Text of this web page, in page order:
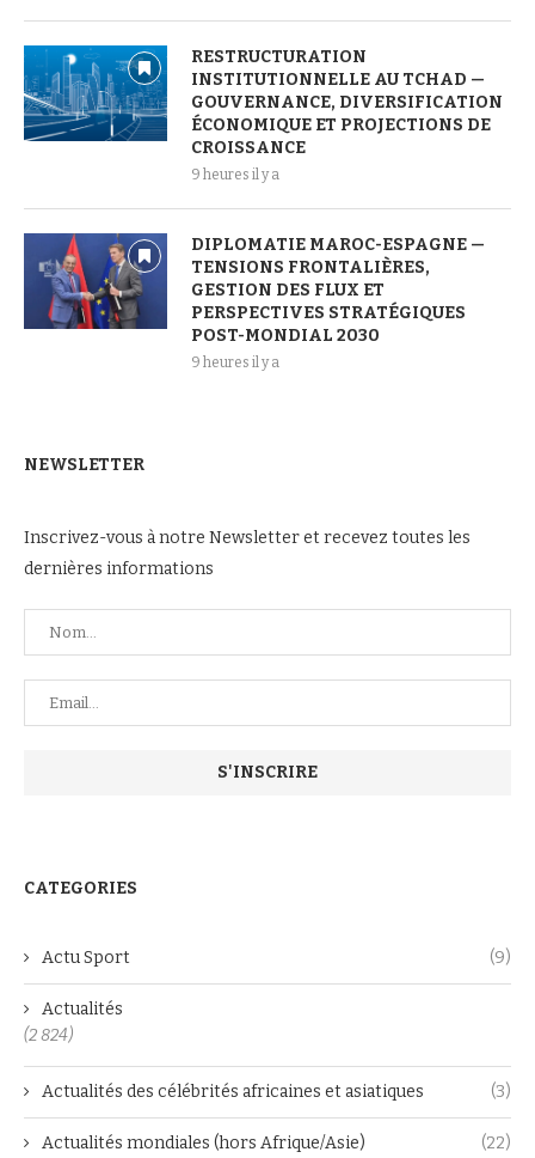
RESTRUCTURATION
INSTITUTIONNELLE AU TCHAD —
GOUVERNANCE, DIVERSIFICATION
ÉCONOMIQUE ET PROJECTIONS DE
CROISSANCE
9 heures il y a
DIPLOMATIE MAROC-ESPAGNE —
TENSIONS FRONTALIÈRES,
GESTION DES FLUX ET
PERSPECTIVES STRATÉGIQUES
POST-MONDIAL 2030
9 heures il y a
NEWSLETTER
Inscrivez-vous à notre Newsletter et recevez toutes les
dernières informations
CATEGORIES
Actu Sport (9)
Actualités
(2 824)
Actualités des célébrités africaines et asiatiques (3)
Actualités mondiales (hors Afrique/Asie) (22)